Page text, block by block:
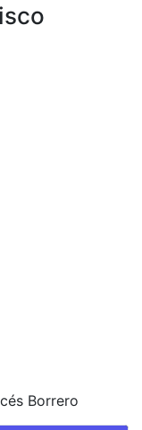
Borrero